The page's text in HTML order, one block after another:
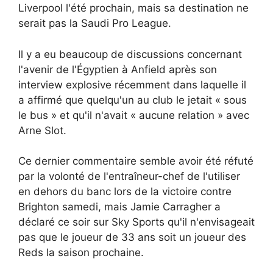
Liverpool l'été prochain, mais sa destination ne
serait pas la Saudi Pro League.
Il y a eu beaucoup de discussions concernant
l'avenir de l'Égyptien à Anfield après son
interview explosive récemment dans laquelle il
a affirmé que quelqu'un au club le jetait « sous
le bus » et qu'il n'avait « aucune relation » avec
Arne Slot.
Ce dernier commentaire semble avoir été réfuté
par la volonté de l'entraîneur-chef de l'utiliser
en dehors du banc lors de la victoire contre
Brighton samedi, mais Jamie Carragher a
déclaré ce soir sur Sky Sports qu'il n'envisageait
pas que le joueur de 33 ans soit un joueur des
Reds la saison prochaine.